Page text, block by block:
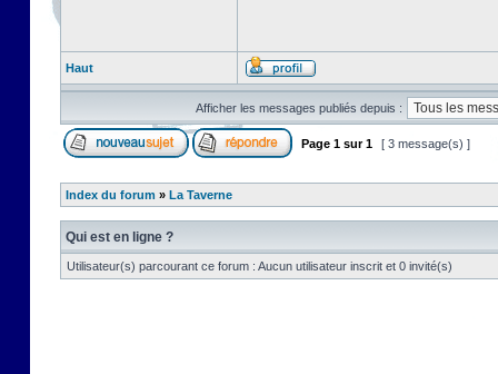
Haut
Afficher les messages publiés depuis :
Page 1 sur1 [ 3 message(s) ]
Index du forum » La Taverne
Qui est en ligne ?
Utilisateur(s) parcourant ce forum : Aucun utilisateur inscrit et 0 invité(s)